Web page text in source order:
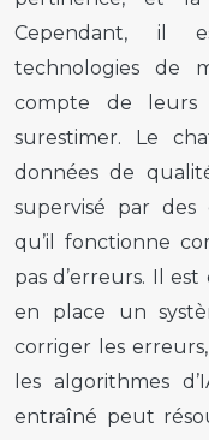
Cependant, il
technologies de
compte de
surestimer. Le
données de
supervisé par
qu’il fonctionne
pas d’erreurs. Il
en place un
corriger les
les algorithmes
entraîné peut